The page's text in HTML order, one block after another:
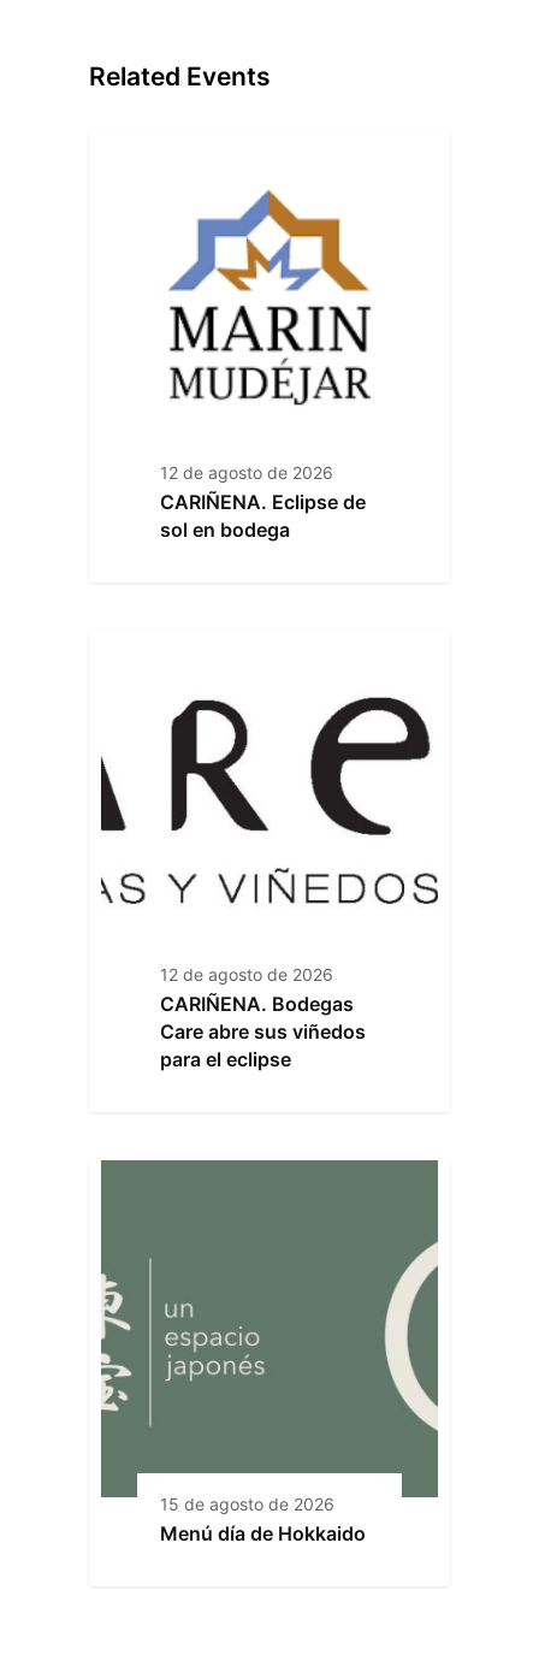
Related Events
12 de agosto de 2026
CARIÑENA. Eclipse de
sol en bodega
12 de agosto de 2026
CARIÑENA. Bodegas
Care abre sus viñedos
para el eclipse
15 de agosto de 2026
Menú día de Hokkaido